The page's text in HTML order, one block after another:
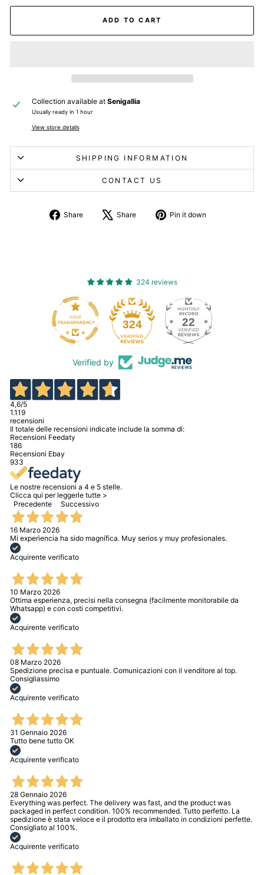
ADD TO CART
Collection available at Senigallia
Usually ready in 1 hour
View store details
SHIPPING INFORMATION
CONTACT US
Share
Share
Share
Tweet
about
Pin it down
324 reviews
324 22
Verified by
4,6/5
1.119
recensioni
Il totale delle recensioni indicate include la somma di:
Recensioni Feedaty
186
Recensioni Ebay
933
Le nostre recensioni a 4 e 5 stelle.
Clicca qui per leggerle tutte >
Precedente
Successivo
16 Marzo 2026
Mi experiencia ha sido magnífica. Muy serios y muy profesionales.
Acquirente verificato
10 Marzo 2026
Ottima esperienza, precisi nella consegna (facilmente monitorabile da
Whatsapp) e con costi competitivi.
Acquirente verificato
08 Marzo 2026
Spedizione precisa e puntuale. Comunicazioni con il venditore al top.
Consigliassimo
Acquirente verificato
31 Gennaio 2026
Tutto bene tutto OK
Acquirente verificato
28 Gennaio 2026
Everything was perfect. The delivery was fast, and the product was
packaged in perfect condition. 100% recommended. Tutto perfetto. La
spedizione è stata veloce e il prodotto era imballato in condizioni perfette.
Consigliato al 100%.
Acquirente verificato